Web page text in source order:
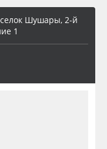
Шушары, 2-й
1